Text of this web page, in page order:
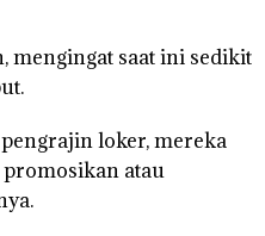
mengingat saat ini sedikit
loker, mereka
atau